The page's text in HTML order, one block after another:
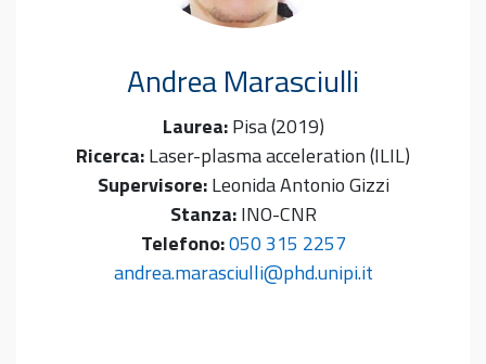
AndreaMarasciulli
Laurea: Pisa (2019)
Ricerca:Laser-plasma acceleration (ILIL)
Supervisore: Leonida Antonio Gizzi
Stanza: INO-CNR
Telefono:050 315 2257
andrea.marasciulli@phd.unipi.it